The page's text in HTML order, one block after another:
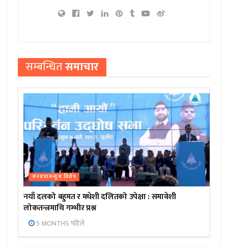
सम्बन्धितसमाचार
जनप्रभाबन्युज विशेष
नयाँ दलको बहुमत र मधेशी दलितको उपेक्षा : समावेशी
लोकतन्त्रमाथि गम्भीर प्रश्न
5 MONTHS पहिले